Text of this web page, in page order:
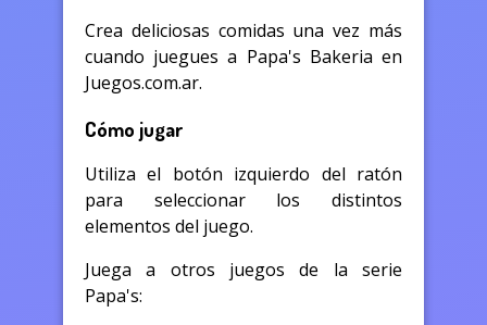
Crea deliciosas comidas una vez más
cuando juegues a Papa's Bakeria en
Juegos.com.ar.
Cómo jugar
Utiliza el botón izquierdo del ratón
para seleccionar los distintos
elementos del juego.
Juega a otros juegos de la serie
Papa's: